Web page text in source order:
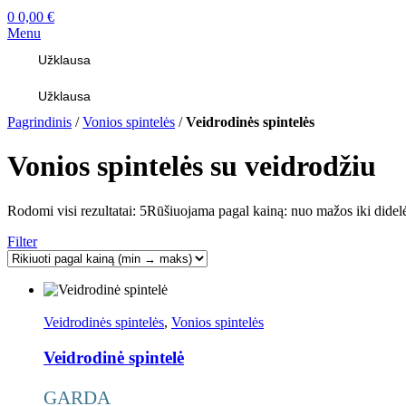
0 0,00 €
Menu
Užklausa
Užklausa
Pagrindinis /Vonios spintelės /Veidrodinės spintelės
Vonios spintelės su veidrodžiu
Rodomi visi rezultatai: 5Rūšiuojama pagal kainą: nuo mažos iki
Filter
Veidrodinės spintelės, Vonios spintelės
Veidrodinė spintelė
GARDA